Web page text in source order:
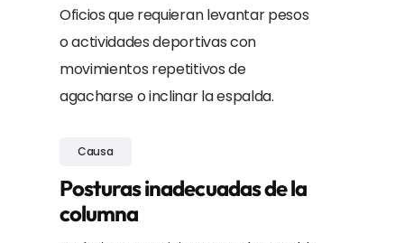
Oficios que requieran levantar pesos
o actividades deportivas con
movimientos repetitivos de
agacharse o inclinar la espalda.
Causa
Posturas inadecuadas de la
columna